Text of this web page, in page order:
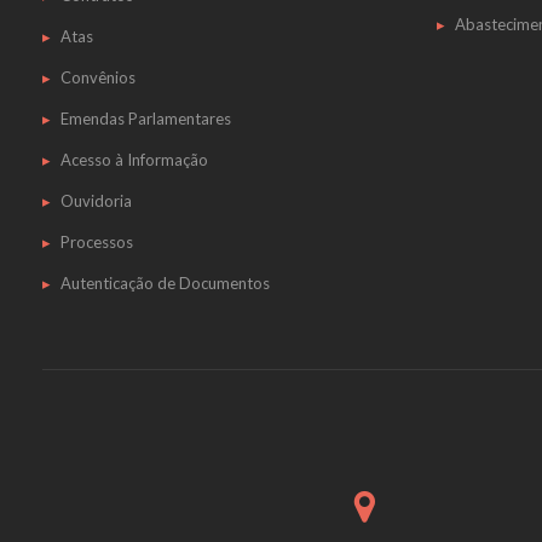
Atas
Convênios
Emendas Parlamentares
Acesso à Informação
Ouvidoria
Processos
Autenticação de Documentos